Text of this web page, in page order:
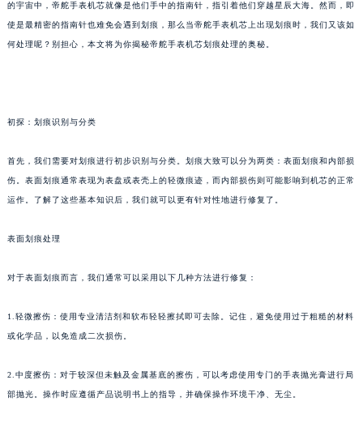
的宇宙中，帝舵手表机芯就像是他们手中的指南针，指引着他们穿越星辰大海。然而，即
使是最精密的指南针也难免会遇到划痕，那么当帝舵手表机芯上出现划痕时，我们又该如
何处理呢？别担心，本文将为你揭秘帝舵手表机芯划痕处理的奥秘。
初探：划痕识别与分类
首先，我们需要对划痕进行初步识别与分类。划痕大致可以分为两类：表面划痕和内部损
伤。表面划痕通常表现为表盘或表壳上的轻微痕迹，而内部损伤则可能影响到机芯的正常
运作。了解了这些基本知识后，我们就可以更有针对性地进行修复了。
表面划痕处理
对于表面划痕而言，我们通常可以采用以下几种方法进行修复：
1.轻微擦伤：使用专业清洁剂和软布轻轻擦拭即可去除。记住，避免使用过于粗糙的材料
或化学品，以免造成二次损伤。
2.中度擦伤：对于较深但未触及金属基底的擦伤，可以考虑使用专门的手表抛光膏进行局
部抛光。操作时应遵循产品说明书上的指导，并确保操作环境干净、无尘。